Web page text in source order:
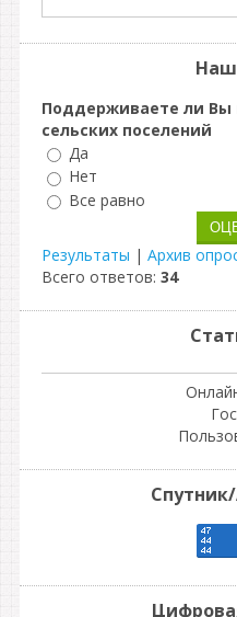
Наш
Поддерживаете ли Вы
сельских поселений
Да
Нет
Все равно
Результаты | Архив
Всего ответов: 34